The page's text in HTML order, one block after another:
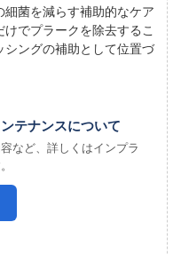
菌を減らす補助的なケア
でプラークを除去するこ
ングの補助として位置づ
テナンスについて
など、詳しくはインプラ